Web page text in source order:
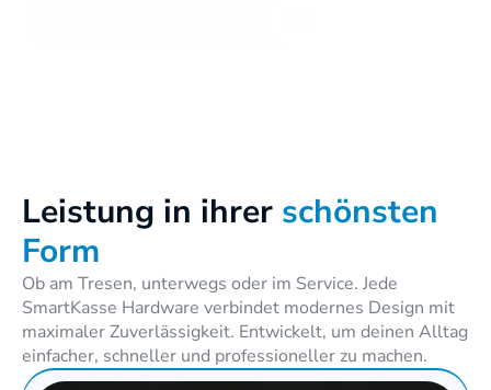
Leistung in ihrer schönsten
Form
Ob am Tresen, unterwegs oder im Service. Jede
SmartKasse Hardware verbindet modernes Design mit
maximaler Zuverlässigkeit. Entwickelt, um deinen Alltag
einfacher, schneller und professioneller zu machen.